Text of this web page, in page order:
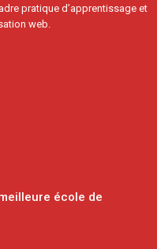
pratique d’apprentissage et
web.
école de